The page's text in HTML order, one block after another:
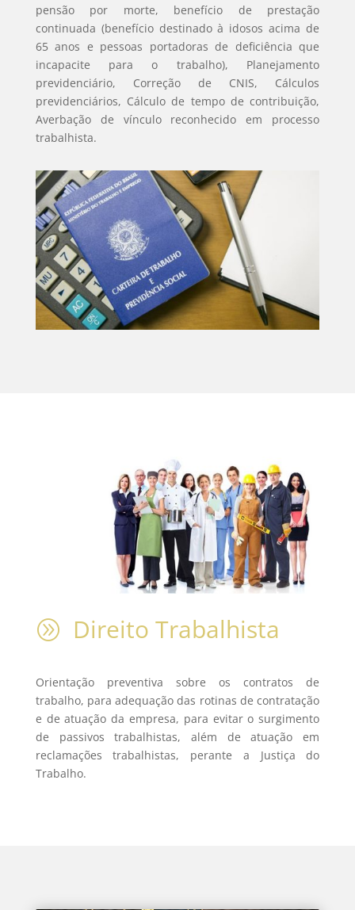
pensão por morte, benefício de prestação
continuada (benefício destinado à idosos acima de
65 anos e pessoas portadoras de deficiência que
incapacite para o trabalho), Planejamento
previdenciário, Correção de CNIS, Cálculos
previdenciários, Cálculo de tempo de contribuição,
Averbação de vínculo reconhecido em processo
trabalhista.
A Direito Trabalhista
Orientação preventiva sobre os contratos de
trabalho, para adequação das rotinas de contratação
e de atuação da empresa, para evitar o surgimento
de passivos trabalhistas, além de atuação em
reclamações trabalhistas, perante a Justiça do
Trabalho.